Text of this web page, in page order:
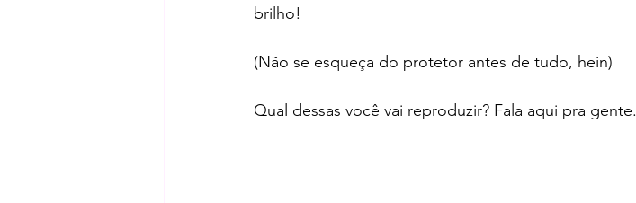
brilho!
(Não se esqueça do protetor antes de tudo, hein)
Qual dessas você vai reproduzir? Fala aqui pra gente.